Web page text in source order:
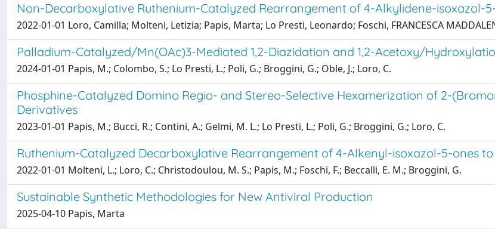
Non-Decarboxylative Ruthenium-Catalyzed Rearrangement of 4-Alkylidene-isoxazol-
2022-01-01 Loro, Camilla; Molteni, Letizia; Papis, Marta; Lo Presti, Leonardo; Foschi, FRANCESCA
Palladium-Catalyzed/Mn(OAc)3-Mediated 1,2-Diazidation and 1,2-Acetoxy/
2024-01-01 Papis, M.; Colombo, S.; Lo Presti, L.; Poli, G.; Broggini, G.; Oble, J.; Loro, C.
Phosphine-Catalyzed Domino Regio- and Stereo-Selective Hexamerization of 2-
Derivatives
2023-01-01 Papis, M.; Bucci, R.; Contini, A.; Gelmi, M. L.; Lo Presti, L.; Poli, G.; Broggini, G.; Loro, C.
Ruthenium-Catalyzed Decarboxylative Rearrangement of 4-Alkenyl-isoxazol-5-ones
2022-01-01 Molteni, L.; Loro, C.; Christodoulou, M. S.; Papis, M.; Foschi, F.; Beccalli, E. M.; Broggini, G.
Sustainable Synthetic Methodologies for New Antiviral Production
2025-04-10 Papis, Marta